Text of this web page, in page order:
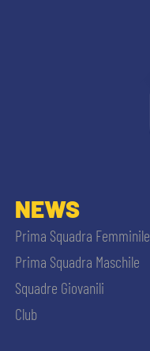
NEWS
Prima Squadra Femminile
Prima Squadra Maschile
Squadre Giovanili
Club